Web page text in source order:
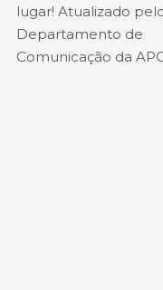
lugar! Atualizado
Departamento de
Comunicação da